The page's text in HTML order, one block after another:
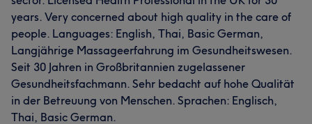
years. Very concerned about high quality in the care of
people. Languages: English, Thai, Basic German,
Langjährige Massageerfahrung im Gesundheitswesen.
Seit 30 Jahren in Großbritannien zugelassener
Gesundheitsfachmann. Sehr bedacht auf hohe Qualität
in der Betreuung von Menschen. Sprachen: Englisch,
Thai, Basic German.